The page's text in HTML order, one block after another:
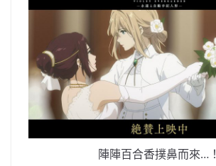
陣陣百合香撲鼻而來…！